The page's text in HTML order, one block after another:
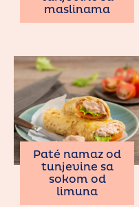
maslinama
Paté namaz od
tunjevine sa
sokom od
limuna